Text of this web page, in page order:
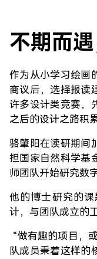
不期而
作为从小学习绘画
商议后，选择报读
许多设计类竞赛，
之后的设计之路积
骆肇阳在读研期间
担国家自然科学基
师团队开始研究数
他的博士研究的
计，与团队成立的
“做有趣的项目，
队成员秉着这样的